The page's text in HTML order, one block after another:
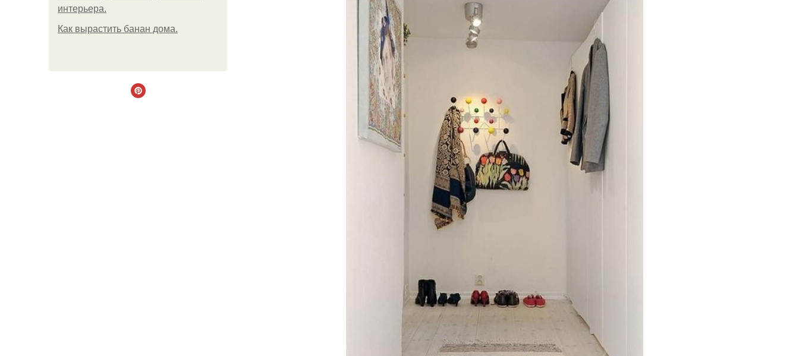
интерьера.
Как вырастить банан дома.